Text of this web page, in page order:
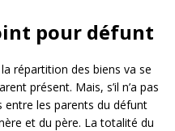
pour défunt
répartition des biens va se
présent. Mais, s’il n’a pas
entre les parents du défunt
et du père. La totalité du